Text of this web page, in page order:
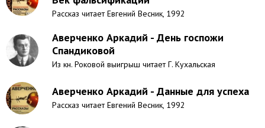
Рассказ читает Евгений Весник, 1992
Аверченко Аркадий - День госпожи
Спандиковой
Из кн. Роковой выигрыш читает Г. Кухальская
Аверченко Аркадий - Данные для успеха
Рассказ читает Евгений Весник, 1992